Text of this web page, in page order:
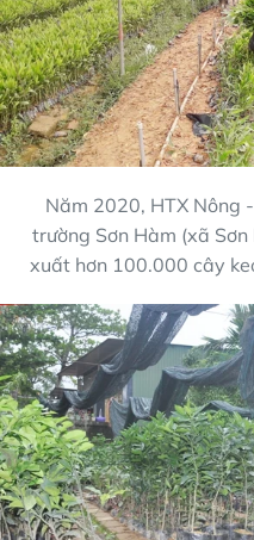
Năm 2020, HTX Nông
trường Sơn Hàm (xã
xuất hơn 100.000 cây